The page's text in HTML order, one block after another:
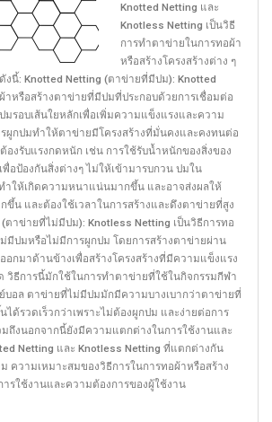
แตก
Netting
Netting
Knotted Netting และ
Knotless Netting เป็นวิธี
การทำตาข่ายในการทอผ้า
หรือสร้างโครงสร้างต่าง ๆ
นี้: Knotted Netting (ตาข่ายที่มีปม): Knotted
าหรือสร้างตาข่ายที่มีปมที่ประกอบด้วยการเชื่อมต่อ
มรอบเส้นใยหลักเพื่อเพิ่มความแข็งแรงและความ
ผูกปมทำให้ตาข่ายมีโครงสร้างที่มั่นคงและคงทนต่อ
องรับแรงกดหนัก เช่น การใช้รับน้ำหนักของสิ่งของ
อป้องกันสิ่งต่างๆ ไม่ให้เข้ามารบกวน ปมใน
ำให้เกิดความหนาแน่นมากขึ้น และอาจส่งผลให้
น และต้องใช้เวลาในการสร้างและดึงตาข่ายที่สูง
ตาข่ายที่ไม่มีปม): Knotless Netting เป็นวิธีการทอ
มีปมหรือไม่มีการผูกปม โดยการสร้างตาข่ายผ่าน
อกมาด้านข้างเพื่อสร้างโครงสร้างที่มีความแข็งแรง
วิธีการนี้มักใช้ในการทำตาข่ายที่ใช้ในกิจกรรมกีฬา
ย์บอล ตาข่ายที่ไม่มีปมมักมีความบางเบากว่าตาข่ายที่
ด้รวดเร็วกว่าเพราะไม่ต้องผูกปม และง่ายต่อการ
มถึงนอกจากนี้ยังมีความแตกต่างในการใช้งานและ
Netting และ Knotless Netting ที่แตกต่างกัน
ความเหมาะสมของวิธีการในการทอผ้าหรือสร้าง
ารใช้งานและความต้องการของผู้ใช้งาน